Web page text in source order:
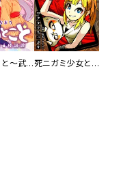
かのとこと～武蔵花町怪話譚～ 【連載版】 死ニガミ少女とスマホ神